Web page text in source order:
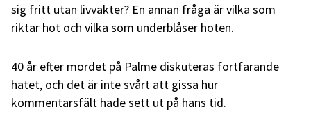
sig fritt utan livvakter? En annan fråga är vilka som
riktar hot och vilka som underblåser hoten.
40 år efter mordet på Palme diskuteras fortfarande
hatet, och det är inte svårt att gissa hur
kommentarsfält hade sett ut på hans tid.